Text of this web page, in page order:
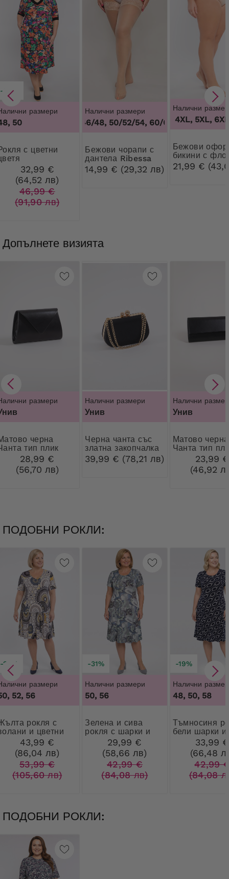
-30%
размери
50
32,99 €
(64,52 лв)
46,99 €
(91,90 лв)
Налични размери
44/46/48, 50/52/54, 60/62 44/46/48,
Бежови чорапи с
дантела Ribessa
14,99 € (29,32 лв)
Налични
3XL, 4XL, 5XL,
Бежови оформящи
бикини с
дантела
21,99 €
Допълнете визията
размери
тип плик
28,99 €
(56,70 лв)
Налични размери
Унив
Черна чанта със
златна закопчалка
39,99 € (78,21 лв)
Налични
Унив
Матово черна
Чанта тип
23,99 €
(46,92
ПОДОБНИ РОКЛИ:
-20%
размери
52, 56
с
и цветни
43,99 €
(86,04 лв)
53,99 €
(105,60 лв)
-31%
Налични размери
50, 56
Зелена и сива
рокля с шарки и
декорация
29,99 €
(58,66 лв)
42,99 €
(84,08 лв)
-19%
Налични
48, 50, 58
Тъмносиня рокля с
бели шарки и
декорация
33,99 €
(66,48
42,99
(84,08
ПОДОБНИ РОКЛИ: